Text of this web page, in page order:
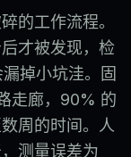
的工作流程。
才被发现，检
掉小坑洼。固
走廊，90% 的
周的时间。人
测量误差为